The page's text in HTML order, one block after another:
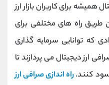
برای کاربران بازار ارز
طریق راه های مختلفی برای
که توانایی سرمایه گذاری
ارز دیجیتال می پردازند تا
سود کنند.راه اندازی صرافی ارز
021-22021030
021-22021040
@alireza.mehrabii
@alirezamehrabi_com
@alirezamehrabi_official